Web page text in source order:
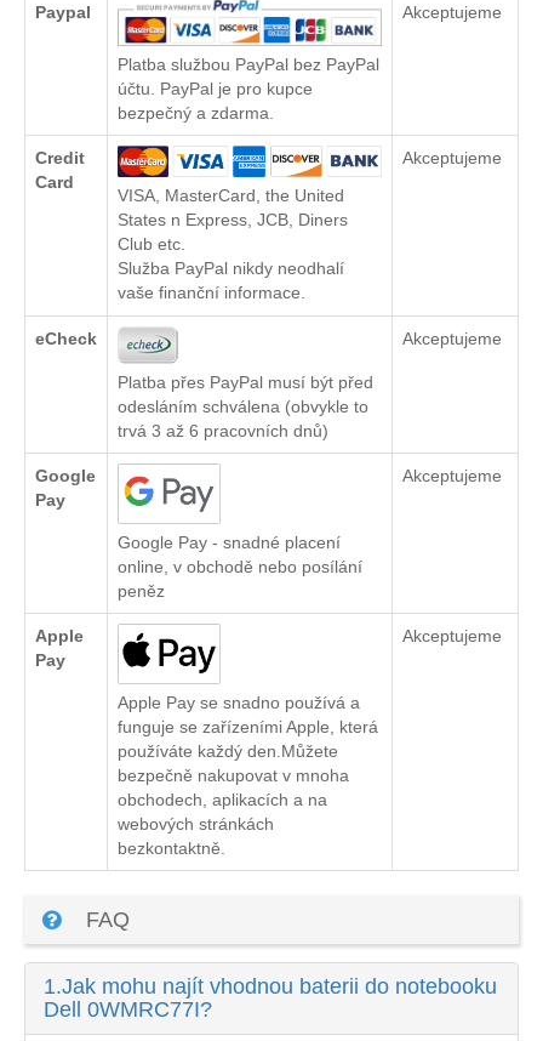
Paypal
Platba službou PayPal bez PayPal
účtu. PayPal je pro kupce
bezpečný a zdarma.
Akceptujeme
Credit
Card
VISA, MasterCard, the United
States n Express, JCB, Diners
Club etc.
Služba PayPal nikdy neodhalí
vaše finanční informace.
Akceptujeme
eCheck
Platba přes PayPal musí být před
odesláním schválena (obvykle to
trvá 3 až 6 pracovních dnů)
Akceptujeme
Google
Pay
Google Pay - snadné placení
online, v obchodě nebo posílání
peněz
Akceptujeme
Apple
Pay
Apple Pay se snadno používá a
funguje se zařízeními Apple, která
používáte každý den.Můžete
bezpečně nakupovat v mnoha
obchodech, aplikacích a na
webových stránkách
bezkontaktně.
Akceptujeme
FAQ
1.Jak mohu najít vhodnou baterii do notebooku
Dell 0WMRC77I?